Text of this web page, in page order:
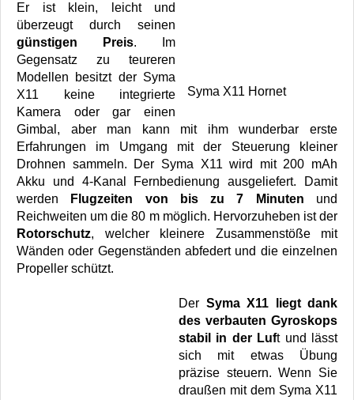
Syma X11 Hornet
Er ist klein, leicht und
überzeugt durch seinen
günstigen Preis. Im
Gegensatz zu teureren
Modellen besitzt der Syma
X11 keine integrierte
Kamera oder gar einen
Gimbal, aber man kann mit ihm wunderbar erste
Erfahrungen im Umgang mit der Steuerung kleiner
Drohnen sammeln. Der Syma X11 wird mit 200 mAh
Akku und 4-Kanal Fernbedienung ausgeliefert. Damit
werden
Flugzeiten von bis zu 7 Minuten und
Reichweiten um die 80 m möglich. Hervorzuheben ist der
Rotorschutz, welcher kleinere Zusammenstöße mit
Wänden oder Gegenständen abfedert und die einzelnen
Propeller schützt.
Der Syma X11 liegt dank
des verbauten Gyroskops
stabil in der Luft und lässt
sich mit etwas Übung
präzise steuern. Wenn Sie
draußen mit dem Syma X11